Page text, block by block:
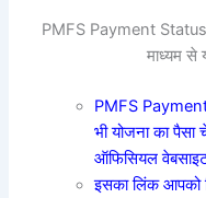
PMFS Payment
माध्यम से
PMFS
भी योजना का
ऑफिसियल वेबसाइट
इसका लिंक आपको